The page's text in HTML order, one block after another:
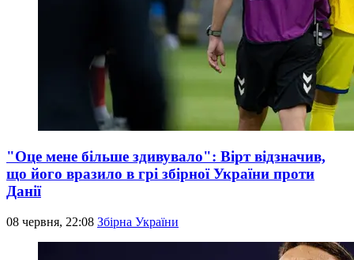
"Оце мене більше здивувало": Вірт відзначив,
що його вразило в грі збірної України проти
Данії
08 червня, 22:08 Збірна України